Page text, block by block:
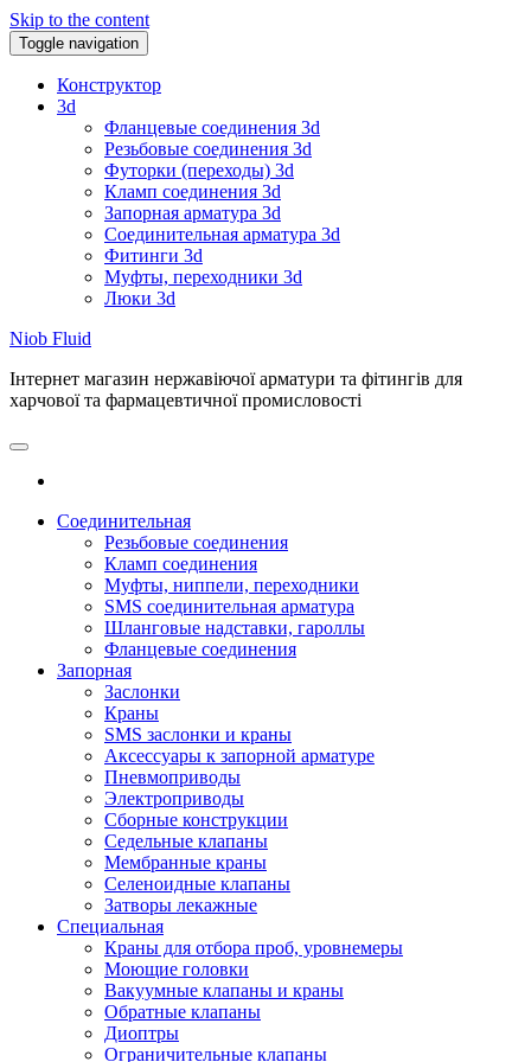
Skip to the content
Toggle navigation
Конструктор
3d
Фланцевые соединения 3d
Резьбовые соединения 3d
Футорки (переходы) 3d
Кламп соединения 3d
Запорная арматура 3d
Соединительная арматура 3d
Фитинги 3d
Муфты, переходники 3d
Люки 3d
Niob Fluid
Інтернет магазин нержавіючої арматури та фітингів для
харчової та фармацевтичної промисловості
Соединительная
Резьбовые соединения
Кламп соединения
Муфты, ниппели, переходники
SMS соединительная арматура
Шланговые надставки, гароллы
Фланцевые соединения
Запорная
Заслонки
Краны
SMS заслонки и краны
Аксессуары к запорной арматуре
Пневмоприводы
Электроприводы
Сборные конструкции
Седельные клапаны
Мембранные краны
Селеноидные клапаны
Затворы лекажные
Специальная
Краны для отбора проб, уровнемеры
Моющие головки
Вакуумные клапаны и краны
Обратные клапаны
Диоптры
Ограничительные клапаны